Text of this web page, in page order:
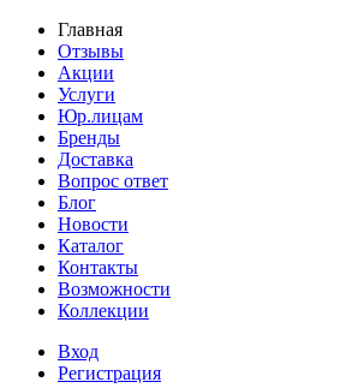
Главная
Отзывы
Акции
Услуги
Юр.лицам
Бренды
Доставка
Вопрос ответ
Блог
Новости
Каталог
Контакты
Возможности
Коллекции
Вход
Регистрация